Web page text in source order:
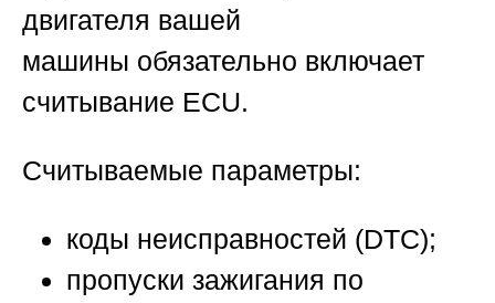
двигателя вашей
машины обязательно включает
считывание ECU.
Считываемые параметры:
коды неисправностей (DTC);
пропуски зажигания по